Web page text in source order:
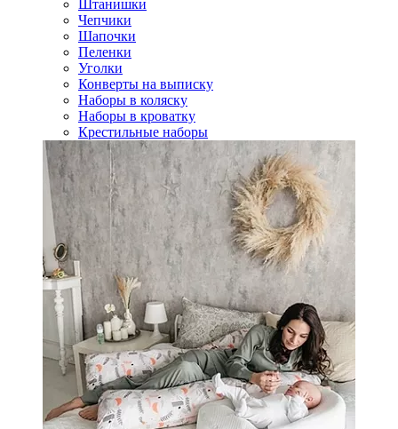
Штанишки
Чепчики
Шапочки
Пеленки
Уголки
Конверты на выписку
Наборы в коляску
Наборы в кроватку
Крестильные наборы